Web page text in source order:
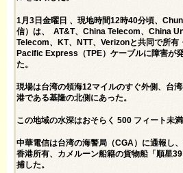
1月3日金曜日 、現地時間12時40分頃、
信）は、 AT&T、China Telecom、China
Telecom、KT、NTT、Verizonと共同で所有
Pacific Express（TPE）ケーブルに障害が
た。
現場は台湾の領海12マイルのすぐ外側、台
港である基隆の北側にあった。
この地域の水深はおそらく 500 フィート未満
中華電信は台湾の海警局（CGA）に通報し
香港所有、カメルーン船籍の貨物船「順星
捕した。